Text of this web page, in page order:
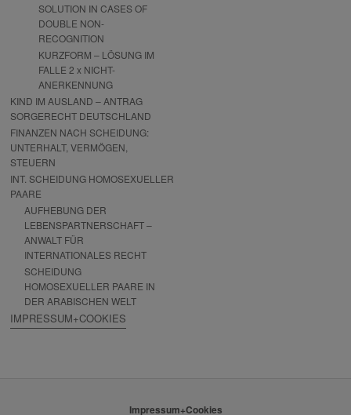
SOLUTION IN CASES OF
DOUBLE NON-
RECOGNITION
KURZFORM – LÖSUNG IM
FALLE 2 x NICHT-
ANERKENNUNG
KIND IM AUSLAND – ANTRAG
SORGERECHT DEUTSCHLAND
FINANZEN NACH SCHEIDUNG:
UNTERHALT, VERMÖGEN,
STEUERN
INT. SCHEIDUNG HOMOSEXUELLER
PAARE
AUFHEBUNG DER
LEBENSPARTNERSCHAFT –
ANWALT FÜR
INTERNATIONALES RECHT
SCHEIDUNG
HOMOSEXUELLER PAARE IN
DER ARABISCHEN WELT
IMPRESSUM+COOKIES
Impressum+Cookies